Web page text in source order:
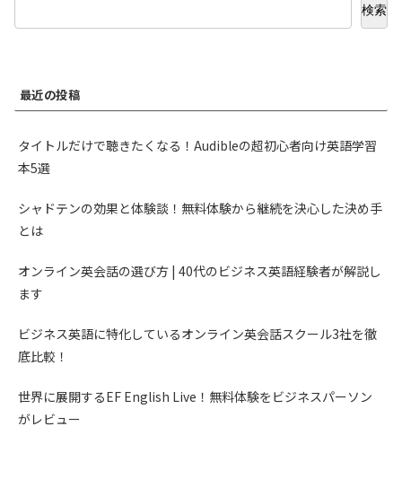
検索
最近の投稿
タイトルだけで聴きたくなる！Audibleの超初心者向け英語学習
本5選
シャドテンの効果と体験談！無料体験から継続を決心した決め手
とは
オンライン英会話の選び方 | 40代のビジネス英語経験者が解説し
ます
ビジネス英語に特化しているオンライン英会話スクール3社を徹
底比較！
世界に展開するEF English Live！無料体験をビジネスパーソン
がレビュー